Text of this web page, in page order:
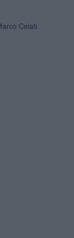
Celati